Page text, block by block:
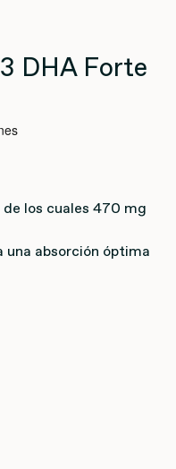
DHA Forte
los cuales 470 mg
absorción óptima